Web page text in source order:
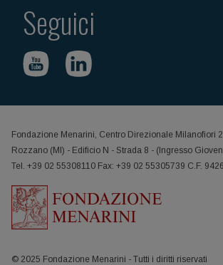
Seguici
Fondazione Menarini, Centro Direzionale Milanofiori
Rozzano (MI) - Edificio N - Strada 8 - (Ingresso
Tel. +39 02 55308110 Fax: +39 02 55305739 C.F.
© 2025 Fondazione Menarini - Tutti i diritti riservati